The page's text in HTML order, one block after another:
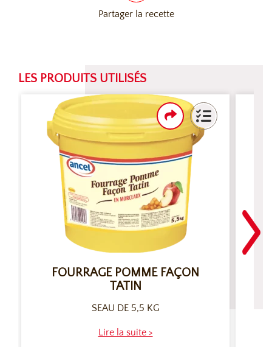
Partager la recette
LES PRODUITS UTILISÉS
FOURRAGE POMME FAÇON
TATIN
SEAU DE 5,5 KG
Lire la suite >